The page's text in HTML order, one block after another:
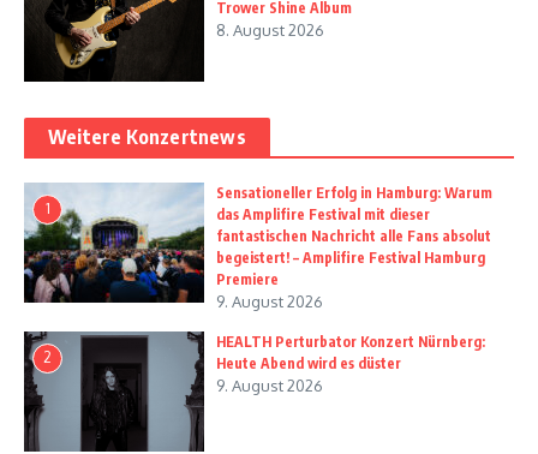
Trower Shine Album
8. August 2026
Weitere Konzertnews
1
Sensationeller Erfolg in Hamburg: Warum
das Amplifire Festival mit dieser
fantastischen Nachricht alle Fans absolut
begeistert! – Amplifire Festival Hamburg
Premiere
9. August 2026
2
HEALTH Perturbator Konzert Nürnberg:
Heute Abend wird es düster
9. August 2026